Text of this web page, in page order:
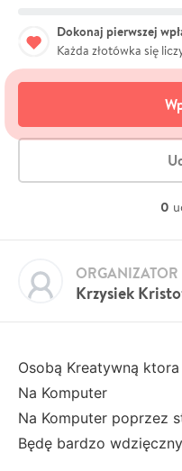
Dokonaj pierwszej
Każda złotówka się
0
Krzysiek
Osobą Kreatywną
Na Komputer
Na Komputer poprzez
Będę bardzo wdzięczny